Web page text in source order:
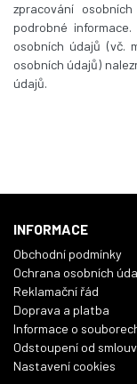
zpracování
podrobné
osobních údajů (vč.
osobních údajů)
údajů.
INFORMACE
Obchodní podmínky
Ochrana osobních
Reklamační řád
Doprava a platba
Informace o
Odstoupení od
Nastavení cookies